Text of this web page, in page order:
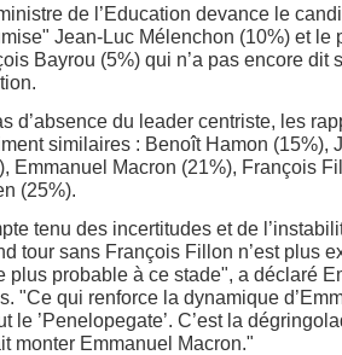
de l’Education devance le
Jean-Luc Mélenchon (10%) et le
Bayrou (5%) qui n’a pas encore dit
d’absence du leader centriste, les
similaires : Benoît Hamon (15%),
Emmanuel Macron (21%), François
(25%).
tenu des incertitudes et de
tour sans François Fillon n’est plus
plus probable à ce stade", a déclaré
"Ce qui renforce la dynamique
le ’Penelopegate’. C’est la
monter Emmanuel Macron."